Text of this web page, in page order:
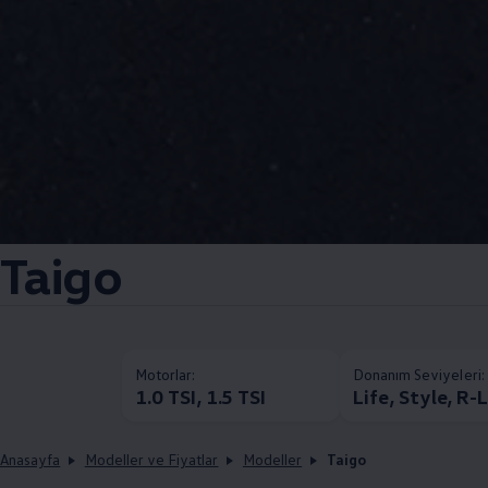
Taigo
Motorlar:
1.0 TSI, 1.5 TSI
Donanım Seviyeleri:
Life, Style, R-
Anasayfa Modeller ve Fiyatlar Modeller Taigo